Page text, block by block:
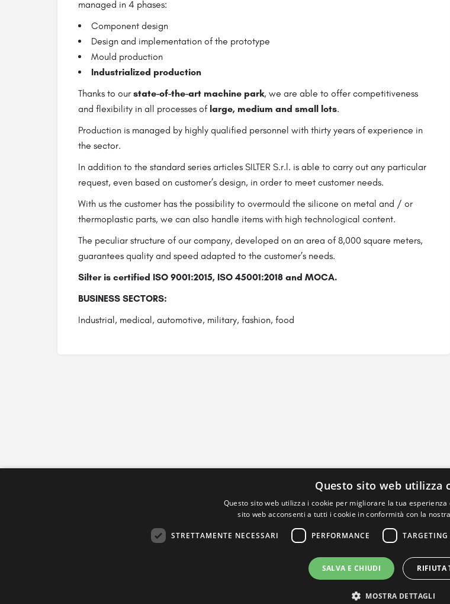
managed in 4 phases:
Component design
Design and implementation of the prototype
Mould production
Industrialized production
Thanks to our state-of-the-art machine park, we are able to offer competitiveness
and flexibility in all processes of large, medium and small lots.
Production is managed by highly qualified personnel with thirty years of experience in
the sector.
In addition to the standard series articles SILTER S.r.l. is able to carry out any particular
request, even based on customer’s design, in order to meet customer needs.
With us the customer has the possibility to overmould the silicone on metal and / or
thermoplastic parts, we can also handle items with high technological content.
The peculiar structure of our company, developed on an area of 8,000 square meters,
guarantees quality and speed adapted to the customer’s needs.
Silter is certified ISO 9001:2015, ISO 45001:2018 and MOCA.
BUSINESS SECTORS:
Industrial, medical, automotive, military, fashion, food
Questo sito web utilizza
Questo sito web utilizza i cookie per migliorare la tua
sito web acconsenti a tutti i cookie in conformità con la
STRETTAMENTE NECESSARI PERFORMANCE TARGETING
SALVA E CHIUDI RIFIUTA
MOSTRA DETTAGLI